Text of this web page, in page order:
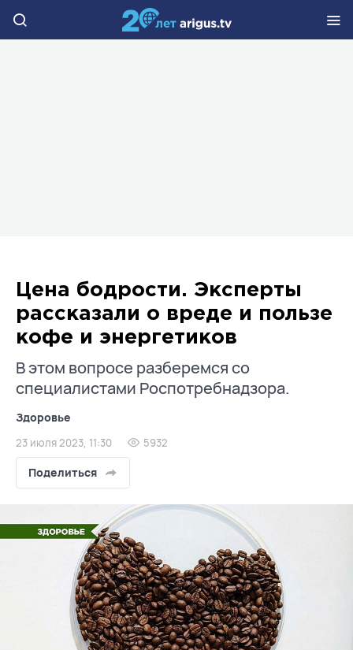
Цена бодрости. Эксперты
рассказали о вреде и пользе
кофе и энергетиков
В этом вопросе разберемся со
специалистами Роспотребнадзора.
Здоровье
23 июля 2023, 11:30 5932
Поделиться